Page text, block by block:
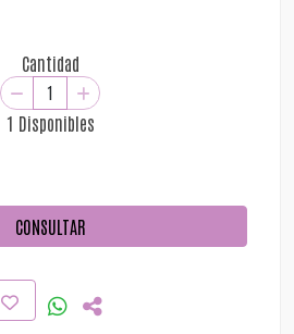
Cantidad
1 Disponibles
CONSULTAR